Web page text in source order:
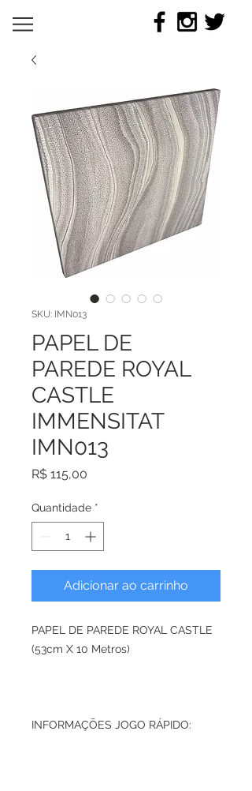
SKU: IMN013
PAPEL DE
PAREDE ROYAL
CASTLE
IMMENSITAT
IMN013
R$ 115,00
Quantidade *
Adicionar ao carrinho
PAPEL DE PAREDE ROYAL CASTLE
(53cm X 10 Metros)
INFORMAÇÕES JOGO RÁPIDO: